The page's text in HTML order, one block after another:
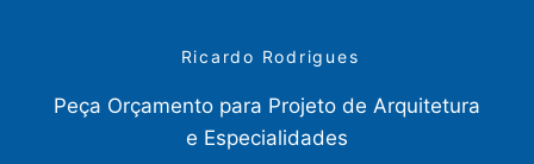
Ricardo Rodrigues
Peça Orçamento para Projeto de Arquitetura
e Especialidades